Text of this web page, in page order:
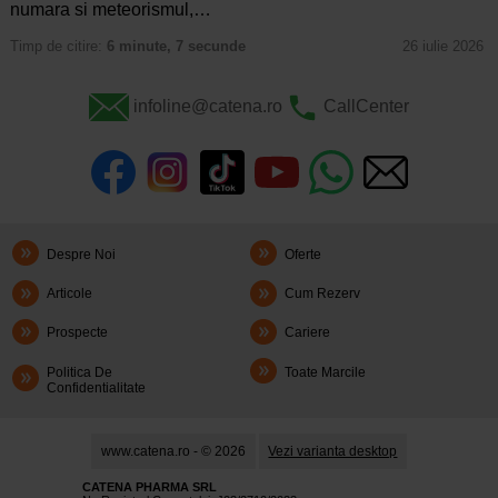
numara si meteorismul,…
Timp de citire: 6 minute, 7 secunde 26 iulie 2026
infoline@catena.ro CallCenter
Despre Noi Oferte
Articole Cum Rezerv
Prospecte Cariere
Politica De
Confidentialitate
Toate Marcile
www.catena.ro - © 2026 Vezi varianta desktop
CATENA PHARMA SRL